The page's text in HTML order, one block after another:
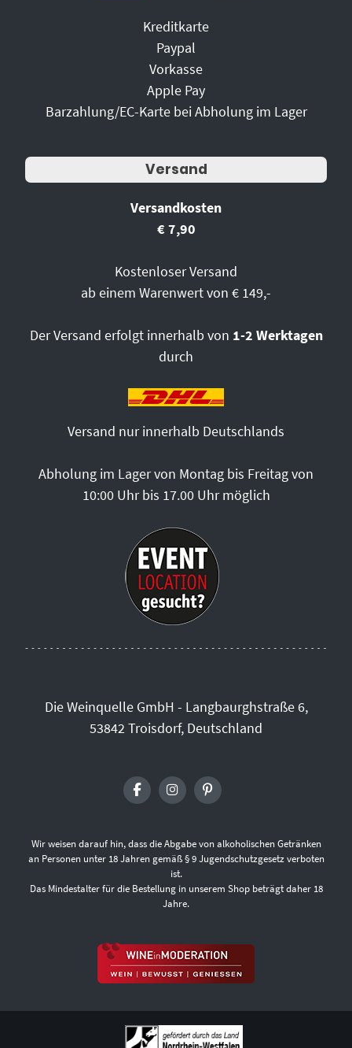
Kreditkarte
Paypal
Vorkasse
Apple Pay
Barzahlung/EC-Karte bei Abholung im Lager
Versand
Versandkosten
€ 7,90
Kostenloser Versand
ab einem Warenwert von € 149,-
Der Versand erfolgt innerhalb von 1-2 Werktagen
durch
Versand nur innerhalb Deutschlands
Abholung im Lager von Montag bis Freitag von
10:00 Uhr bis 17.00 Uhr möglich
Die Weinquelle GmbH - Langbaurghstraße 6,
53842 Troisdorf, Deutschland
Wir weisen darauf hin, dass die Abgabe von alkoholischen Getränken
an Personen unter 18 Jahren gemäß § 9 Jugendschutzgesetz verboten
ist.
Das Mindestalter für die Bestellung in unserem Shop beträgt daher 18
Jahre.